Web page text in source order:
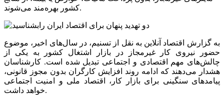
کشور بهره‌مند می‌شوند.
به گزارش اقتصاد آنلاین به نقل از تسنیم، در سال‌های اخیر، موضوع
حضور نیروی کار غیرمجاز در بازار اشتغال کشور به یکی از
چالش‌های مهم اقتصادی و اجتماعی تبدیل شده است. کارشناسان
هشدار می‌دهند که ادامه روند افزایش کارگران بدون مجوز قانونی،
پیامد‌های سنگینی برای بازار کار، اقتصاد ملی و امنیت اجتماعی
خواهد داشت.